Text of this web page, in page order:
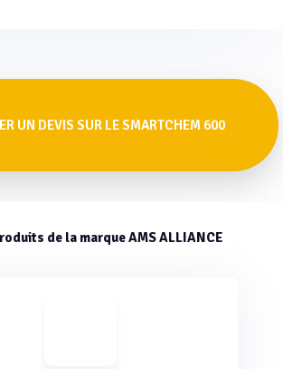
UN DEVIS SUR LE SMARTCHEM 600
de la marque AMS ALLIANCE